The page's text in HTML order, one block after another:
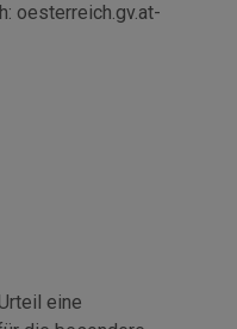
oesterreich.gv.at-
eine